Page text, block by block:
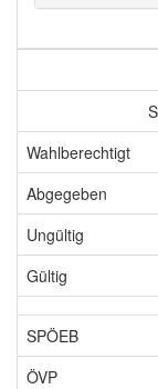
Wahlberechtigt
Abgegeben
Ungültig
Gültig
SPÖEB
ÖVP